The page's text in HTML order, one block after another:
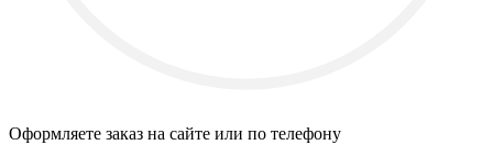
Оформляете заказ на сайте или по телефону